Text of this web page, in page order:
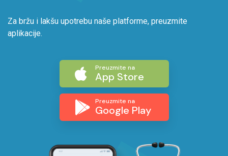
Za bržu i lakšu upotrebu naše platforme, preuzmite
aplikacije.
Preuzmite na
App Store
Preuzmite na
Google Play